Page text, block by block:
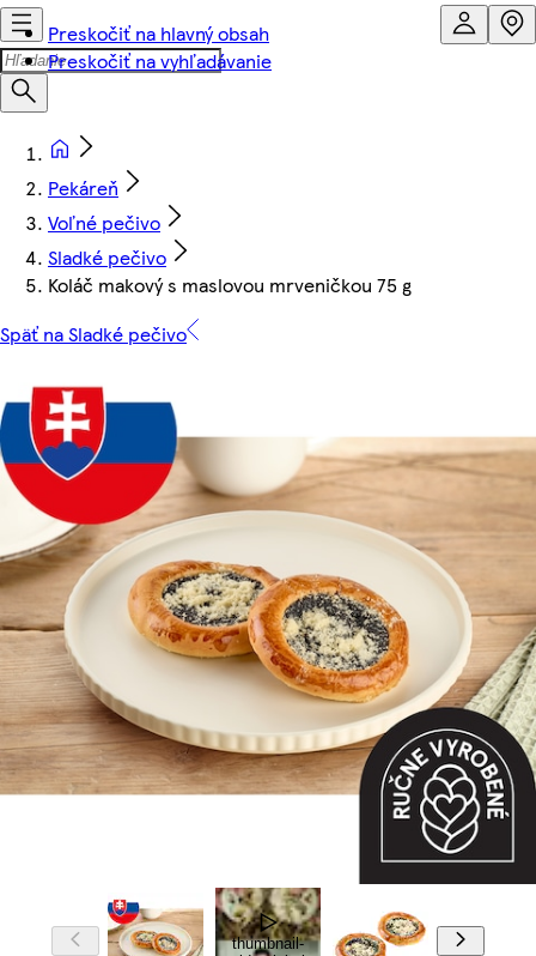
Preskočiť na hlavný obsah
Preskočiť na vyhľadávanie
Pekáreň
Voľné pečivo
Sladké pečivo
Koláč makový s maslovou mrveničkou 75 g
Späť na Sladké pečivo
thumbnail-